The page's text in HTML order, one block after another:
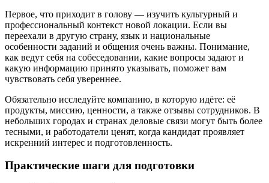
Первое, что приходит в голову — изучить культурный и
профессиональный контекст новой локации. Если вы
переехали в другую страну, язык и национальные
особенности заданий и общения очень важны. Понимание,
как ведут себя на собеседовании, какие вопросы задают и
какую информацию принято указывать, поможет вам
чувствовать себя увереннее.
Обязательно исследуйте компанию, в которую идёте: её
продукты, миссию, ценности, а также отзывы сотрудников. В
небольших городах и странах деловые связи могут быть более
тесными, и работодатели ценят, когда кандидат проявляет
искренний интерес и подготовленность.
Практические шаги для подготовки